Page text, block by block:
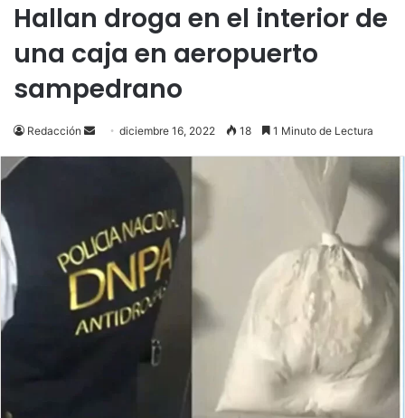
Hallan droga en el interior de
una caja en aeropuerto
sampedrano
Redacción
Senddiciembre 16, 2022 18 1 Minuto de Lectura